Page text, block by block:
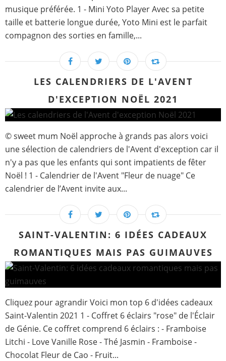
musique préférée. 1 - Mini Yoto Player Avec sa petite
taille et batterie longue durée, Yoto Mini est le parfait
compagnon des sorties en famille,...
LES CALENDRIERS DE L'AVENT
D'EXCEPTION NOËL 2021
© sweet mum Noël approche à grands pas alors voici
une sélection de calendriers de l'Avent d'exception car il
n'y a pas que les enfants qui sont impatients de fêter
Noël ! 1 - Calendrier de l'Avent "Fleur de nuage" Ce
calendrier de l’Avent invite aux...
SAINT-VALENTIN: 6 IDÉES CADEAUX
ROMANTIQUES MAIS PAS GUIMAUVES
Cliquez pour agrandir Voici mon top 6 d'idées cadeaux
Saint-Valentin 2021 1 - Coffret 6 éclairs "rose" de l'Éclair
de Génie. Ce coffret comprend 6 éclairs : - Framboise
Litchi - Love Vanille Rose - Thé Jasmin - Framboise -
Chocolat Fleur de Cao - Fruit...